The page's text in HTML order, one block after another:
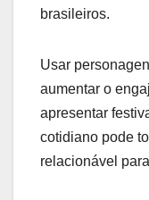
brasileiros.
Usar
aumentar o
apresentar
cotidiano pode
relacionável